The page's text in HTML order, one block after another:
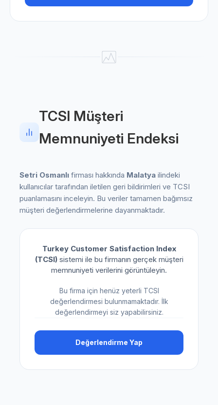
TCSI Müşteri
Memnuniyeti Endeksi
Setri Osmanlı firması hakkında Malatya ilindeki
kullanıcılar tarafından iletilen geri bildirimleri ve TCSI
puanlamasını inceleyin. Bu veriler tamamen bağımsız
müşteri değerlendirmelerine dayanmaktadır.
Turkey Customer Satisfaction Index
(TCSI)sistemi ile bu firmanın gerçek müşteri
memnuniyeti verilerini görüntüleyin.
Bu firma için henüz yeterli TCSI
değerlendirmesi bulunmamaktadır. İlk
değerlendirmeyi siz yapabilirsiniz.
Değerlendirme Yap